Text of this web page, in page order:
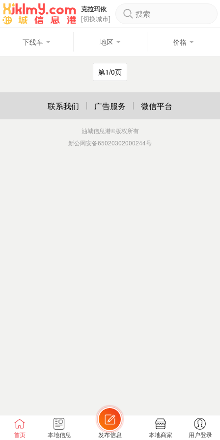
克拉玛依
[切换城市]
搜索
下线车 地区 价格
第1/0页
首页 本地信息 发布信息 本地商家 用户登录
联系我们 广告服务 微信平台
油城信息港©版权所有
新公网安备65020302000244号